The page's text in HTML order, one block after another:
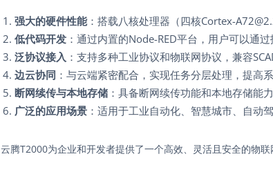
强大的硬件性能：搭载八核处理器（四核Cortex-
低代码开发 ：通过内置的Node-RED平台，用户可以通
泛协议接入 ：支持多种工业协议和物联网协议，兼容
边云协同 ：与云端紧密配合，实现任务分层处理，提高系
断网续传与本地存储 ：具备断网续传功能和本地存储能
广泛的应用场景 ：适用于工业自动化、智慧城市、自动
云腾T2000为企业和开发者提供了一个高效、灵活且安全的物